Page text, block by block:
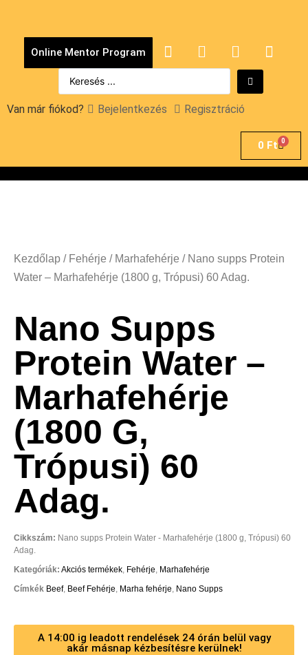
Online Mentor Program
Van már fiókod? Bejelentkezés Regisztráció
0 Ft 0
Kezdőlap / Fehérje / Marhafehérje / Nano supps Protein
Water – Marhafehérje (1800 g, Trópusi) 60 Adag.
Nano Supps
Protein Water –
Marhafehérje
(1800 G,
Trópusi) 60
Adag.
Cikkszám: Nano supps Protein Water - Marhafehérje (1800 g, Trópusi) 60
Adag.
Kategóriák: Akciós termékek, Fehérje, Marhafehérje
Címkék Beef, Beef Fehérje, Marha fehérje, Nano Supps
A 14:00 ig leadott rendelések 24 órán belül vagy
akár másnap kézbesítésre kerülnek!